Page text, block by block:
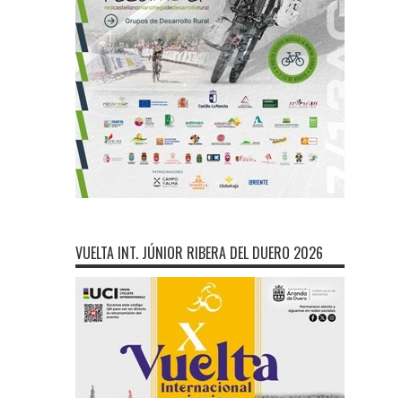
VUELTA INT. JÚNIOR RIBERA DEL DUERO 2026